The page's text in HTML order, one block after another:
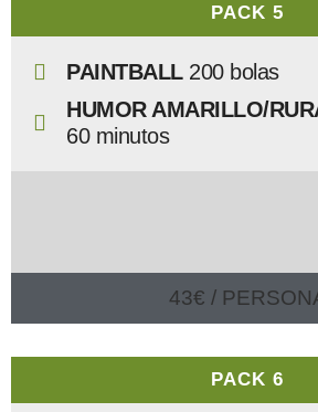
PACK 5
PAINTBALL200 bolas
HUMOR AMARILLO/
60 minutos
43€ /
PACK 6